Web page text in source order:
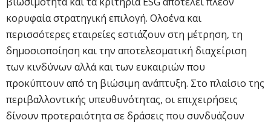
κορυφαία στρατηγική επιλογή. Ολοένα και
περισσότερες εταιρείες εστιάζουν στη μέτρηση, τη
δημοσιοποίηση και την αποτελεσματική διαχείριση
των κινδύνων αλλά και των ευκαιριών που
προκύπτουν από τη βιώσιμη ανάπτυξη. Στο πλαίσιο της
περιβαλλοντικής υπευθυνότητας, οι επιχειρήσεις
δίνουν προτεραιότητα σε δράσεις που συνδυάζουν